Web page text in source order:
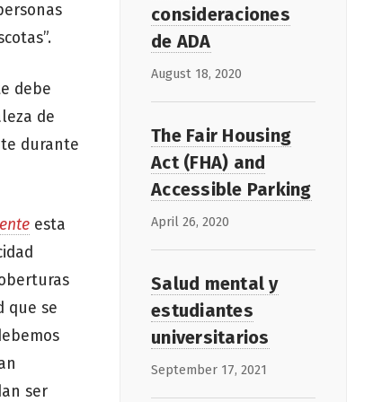
debe
de
durante
esta
que se
ser
consideraciones
de ADA
August 18, 2020
The Fair Housing
Act (FHA) and
Accessible Parking
April 26, 2020
Salud mental y
estudiantes
universitarios
September 17, 2021